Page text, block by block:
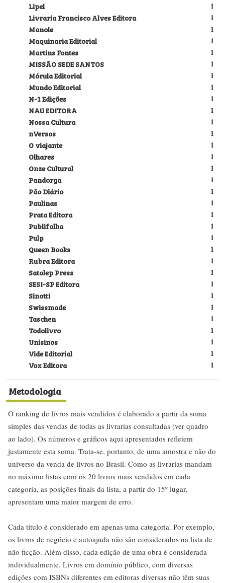
1
Lipel
1
Livraria Francisco Alves Editora
1
Manole
1
Maquinaria Editorial
1
Martins Fontes
1
MISSÃO SEDE SANTOS
1
Mórula Editorial
1
Mundo Editorial
1
N-1 Edições
1
NAU EDITORA
1
Nossa Cultura
1
nVersos
1
O viajante
1
Olhares
1
Onze Cultural
1
Pandorga
1
Pão Diário
1
Paulinas
1
Prata Editora
1
Publifolha
1
Pulp
1
Queen Books
1
Rubra Editora
1
Satolep Press
1
SESI-SP Editora
1
Sinotti
1
Swissmade
1
Taschen
1
Todolivro
1
Unisinos
1
Vide Editorial
1
Vox Editora
Metodologia
O ranking de livros mais vendidos é elaborado a partir da soma
simples das vendas de todas as livrarias consultadas (ver quadro
ao lado). Os números e gráficos aqui apresentados refletem
justamente esta soma. Trata-se, portanto, de uma amostra e não do
universo da venda de livros no Brasil. Como as livrarias mandam
no máximo listas com os 20 livros mais vendidos em cada
categoria, as posições finais da lista, a partir do 15º lugar,
apresentam uma maior margem de erro.
Cada título é considerado em apenas uma categoria. Por exemplo,
os livros de negócio e autoajuda não são considerados na lista de
não ficção. Além disso, cada edição de uma obra é considerada
individualmente. Livros em domínio público, com diversas
edições com ISBNs diferentes em editoras diversas não têm suas